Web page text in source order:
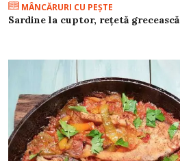
MÂNCĂRURI CU PEŞTE
Sardine la cuptor, rețetă grecească